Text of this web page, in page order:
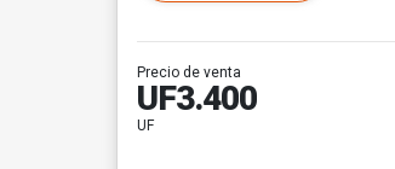
Precio de venta
UF3.400
UF